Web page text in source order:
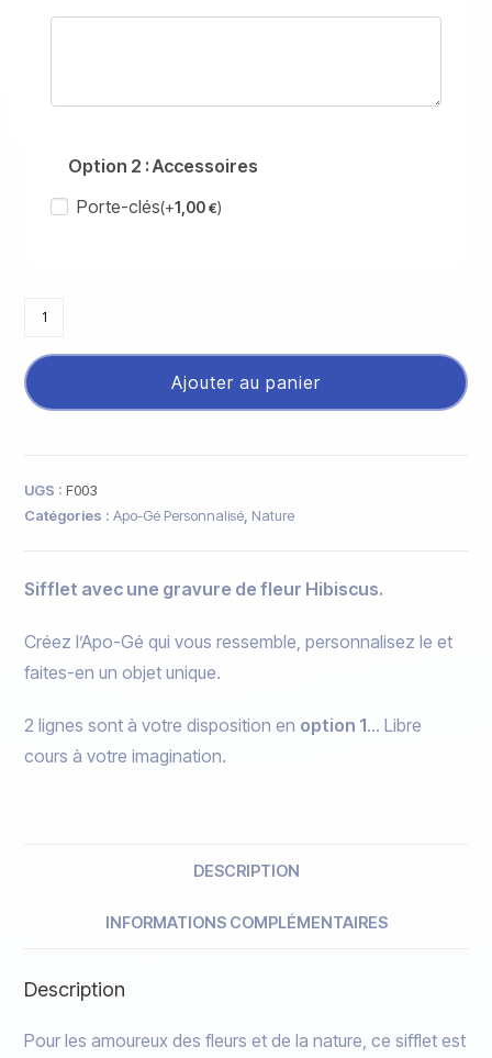
Option 2 : Accessoires
Porte-clés(+1,00€)
Ajouter au panier
UGS :F003
Catégories :Apo-Gé Personnalisé Nature
Sifflet avec une gravure de fleur Hibiscus.
Créez l’Apo-Gé qui vous ressemble, personnalisez le et
faites-en un objet unique.
2 lignes sont à votre disposition en option 1… Libre
cours à votre imagination.
DESCRIPTION
INFORMATIONS COMPLÉMENTAIRES
Description
Pour les amoureux des fleurs et de la nature, ce sifflet est